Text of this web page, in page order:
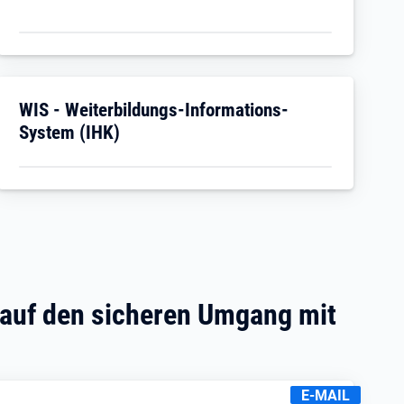
Öffnet in neuem Tab
WIS - Weiterbildungs-Informations-
System (IHK)
den sicheren Umgang mit
E-MAIL